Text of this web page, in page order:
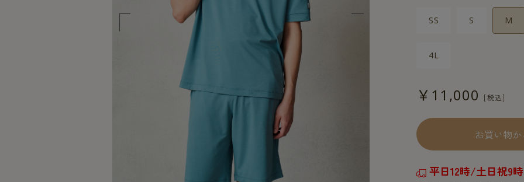
SS S M
4L
￥11,000
お買い物
平日12時/土日祝9